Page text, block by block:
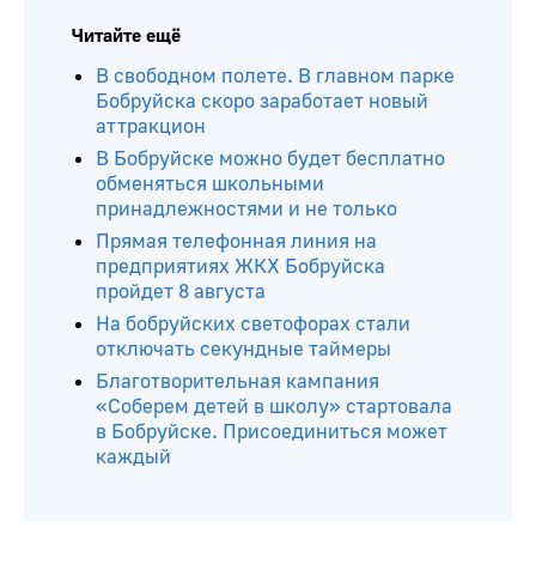
Читайте ещё
В свободном полете. В главном парке
Бобруйска скоро заработает новый
аттракцион
В Бобруйске можно будет бесплатно
обменяться школьными
принадлежностями и не только
Прямая телефонная линия на
предприятиях ЖКХ Бобруйска
пройдет 8 августа
На бобруйских светофорах стали
отключать секундные таймеры
Благотворительная кампания
«Соберем детей в школу» стартовала
в Бобруйске. Присоединиться может
каждый